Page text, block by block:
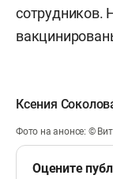
сотрудников.
Ксения
Фото на анонсе: ©
Оцените